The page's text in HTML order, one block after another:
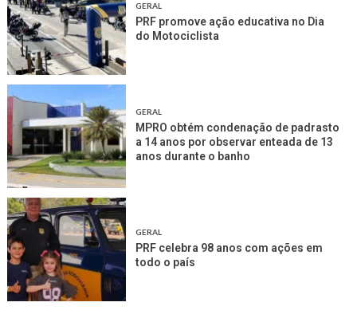
GERAL
PRF promove ação educativa no Dia
do Motociclista
GERAL
MPRO obtém condenação de padrasto
a 14 anos por observar enteada de 13
anos durante o banho
GERAL
PRF celebra 98 anos com ações em
todo o país